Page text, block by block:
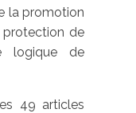
la promotion
protection de
logique de
49 articles